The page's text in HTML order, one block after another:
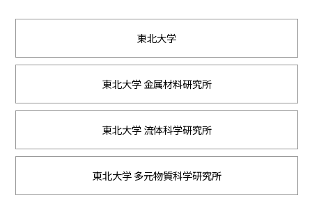
東北大学
東北大学 金属材料研究所
東北大学 流体科学研究所
東北大学 多元物質科学研究所